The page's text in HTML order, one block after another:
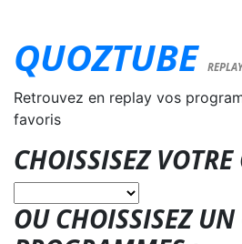
QUOZTUBE
Retrouvez en replay vos
favoris
CHOISSISEZ
OU CHOISSISEZ UN